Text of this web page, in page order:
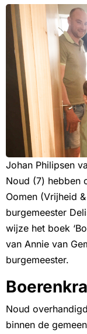
Johan Philipsen
Noud (7) hebben
Oomen (Vrijheid
burgemeester
wijze het boek
van Annie van
burgemeester.
Noud
binnen de